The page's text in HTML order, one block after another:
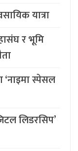
यात्रा
र भूमि
स्पेसल
लिडरसिप’